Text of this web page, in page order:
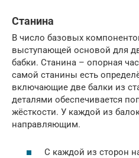
Станина
В число базовых
выступающей основой для
бабки. Станина – опорная
самой станины есть
включающие две балки из
деталями обеспечивается
жёсткости. У каждой из
направляющим.
С каждой из сторон